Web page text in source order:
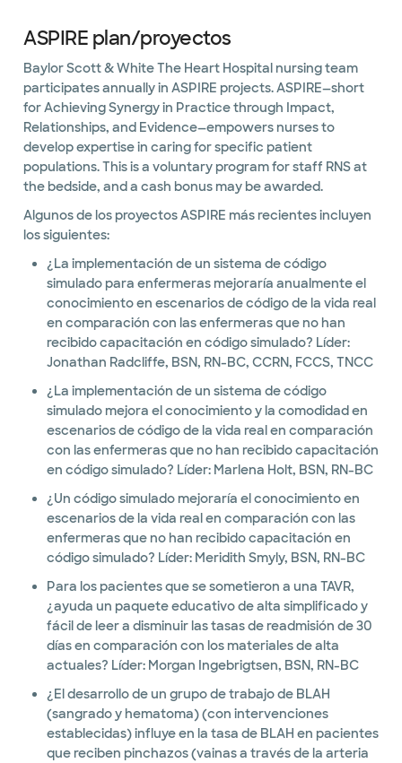
ASPIRE plan/proyectos
Baylor Scott & White The Heart Hospital nursing team
participates annually in ASPIRE projects. ASPIRE—short
for Achieving Synergy in Practice through Impact,
Relationships, and Evidence—empowers nurses to
develop expertise in caring for specific patient
populations. This is a voluntary program for staff RNS at
the bedside, and a cash bonus may be awarded.
Algunos de los proyectos ASPIRE más recientes incluyen
los siguientes:
¿La implementación de un sistema de código
simulado para enfermeras mejoraría anualmente el
conocimiento en escenarios de código de la vida real
en comparación con las enfermeras que no han
recibido capacitación en código simulado? Líder:
Jonathan Radcliffe, BSN, RN-BC, CCRN, FCCS, TNCC
¿La implementación de un sistema de código
simulado mejora el conocimiento y la comodidad en
escenarios de código de la vida real en comparación
con las enfermeras que no han recibido capacitación
en código simulado? Líder: Marlena Holt, BSN, RN-BC
¿Un código simulado mejoraría el conocimiento en
escenarios de la vida real en comparación con las
enfermeras que no han recibido capacitación en
código simulado? Líder: Meridith Smyly, BSN, RN-BC
Para los pacientes que se sometieron a una TAVR,
¿ayuda un paquete educativo de alta simplificado y
fácil de leer a disminuir las tasas de readmisión de 30
días en comparación con los materiales de alta
actuales? Líder: Morgan Ingebrigtsen, BSN, RN-BC
¿El desarrollo de un grupo de trabajo de BLAH
(sangrado y hematoma) (con intervenciones
establecidas) influye en la tasa de BLAH en pacientes
que reciben pinchazos (vainas a través de la arteria